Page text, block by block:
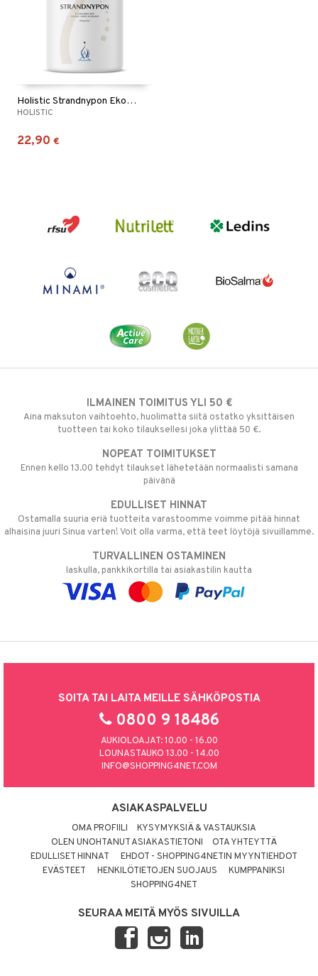
Holistic Strandnypon Ekologisk
HOLISTIC
22,90 €
ILMAINEN TOIMITUS YLI 50 €
Aina maksuton vaihtoehto, huolimatta siitä ostatko yksittäisen
tuotteen tai koko tilauksellesi joka ylittää 50 €.
NOPEAT TOIMITUKSET
Ennen kello 13.00 tehdyt tilaukset lähetetään normaalisti samana
päivänä
EDULLISET HINNAT
Ostamalla suuria eriä tuotteita varastoomme voimme pitää hinnat
alhaisina juuri Sinua varten! Voit olla varma, että teet löytöjä sivuillamme.
TURVALLINEN OSTAMINEN
laskulla, pankkikortilla tai asiakastilin kautta
SOITA TAI LAITA MEILLE SÄHKÖPOSTIA
0800 9 18486
AUKIOLOAJAT: 10.00 - 16.00
LOUNASTAUKO 13.00 - 14.00
INFO@SHOPPING4NET.COM
ASIAKASPALVELU
OMA PROFIILI
KYSYMYKSIÄ & VASTAUKSIA
OLEN UNOHTANUT ASIAKASTIETONI
OTA YHTEYTTÄ
EDULLISET HINNAT
EHDOT - SHOPPING4NETIN MYYNTIEHDOT
EVÄSTEET
HENKILÖTIETOJEN SUOJAUS
KUMPPANIKSI
SHOPPING4NET
SEURAA MEITÄ MYÖS SIVUILLA